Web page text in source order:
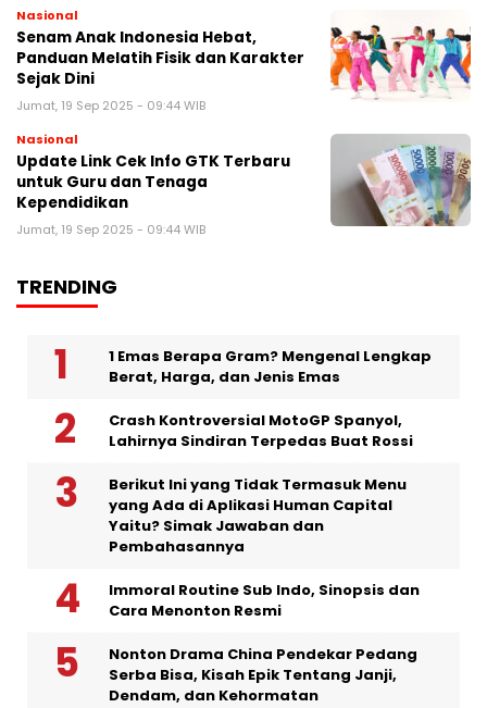
Nasional
Senam Anak Indonesia Hebat,
Panduan Melatih Fisik dan Karakter
Sejak Dini
Jumat, 19 Sep 2025 - 09:44 WIB
Nasional
Update Link Cek Info GTK Terbaru
untuk Guru dan Tenaga
Kependidikan
Jumat, 19 Sep 2025 - 09:44 WIB
TRENDING
1 Emas Berapa Gram? Mengenal Lengkap
Berat, Harga, dan Jenis Emas
Crash Kontroversial MotoGP Spanyol,
Lahirnya Sindiran Terpedas Buat Rossi
Berikut Ini yang Tidak Termasuk Menu
yang Ada di Aplikasi Human Capital
Yaitu? Simak Jawaban dan
Pembahasannya
Immoral Routine Sub Indo, Sinopsis dan
Cara Menonton Resmi
Nonton Drama China Pendekar Pedang
Serba Bisa, Kisah Epik Tentang Janji,
Dendam, dan Kehormatan